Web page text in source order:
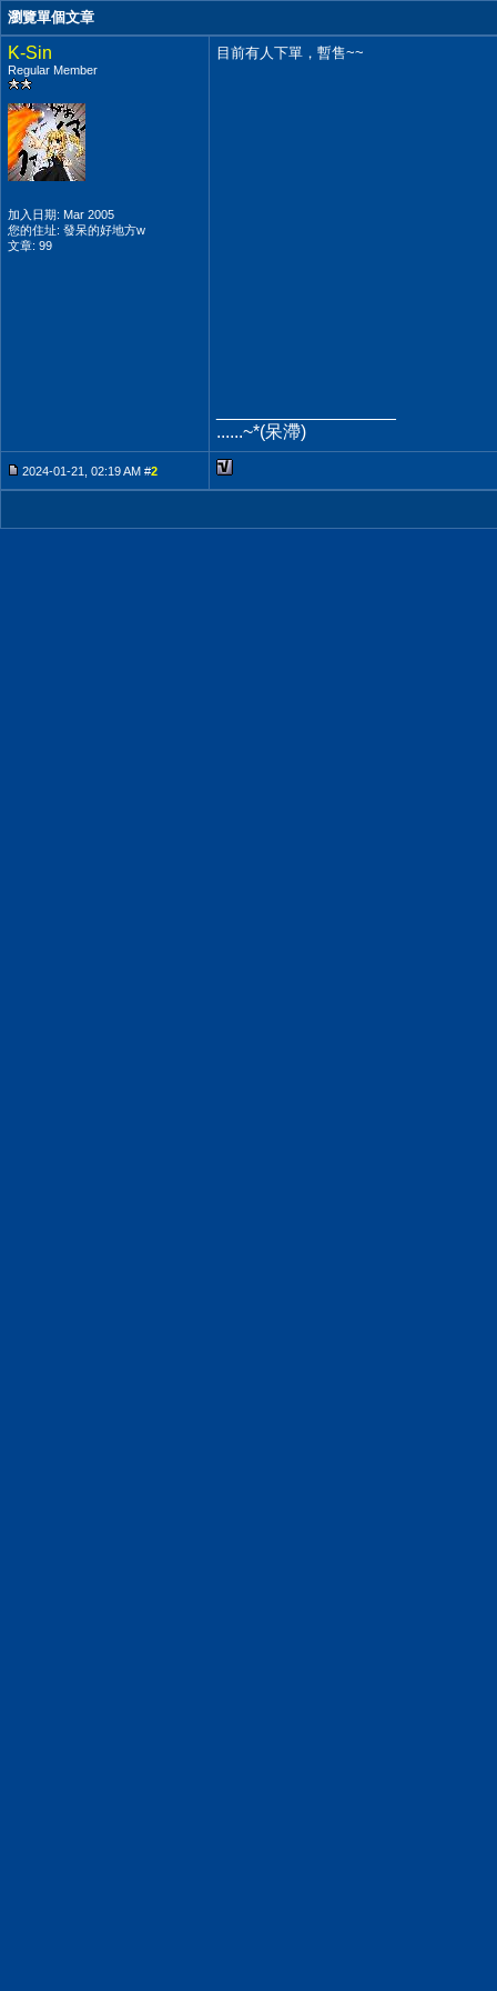
瀏覽單個文章
K-Sin
Regular Member
加入日期: Mar 2005
您的住址: 發呆的好地方w
文章: 99
目前有人下單，暫售~~
......~*(呆滯)
2024-01-21, 02:19 AM #2